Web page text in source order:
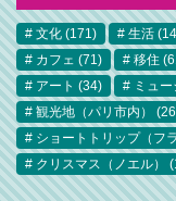
文化 (171) 生活
カフェ (71) 移住
アート (34) ミュ
観光地（パリ市内）
ショートトリップ（フ
クリスマス（ノエル）